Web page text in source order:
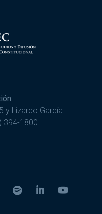
y Lizardo García
394-1800